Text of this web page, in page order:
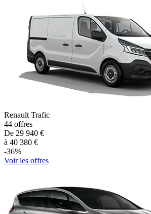
Renault Trafic
44 offres
De 29 940 €
à 40 380 €
-36%
Voir les offres